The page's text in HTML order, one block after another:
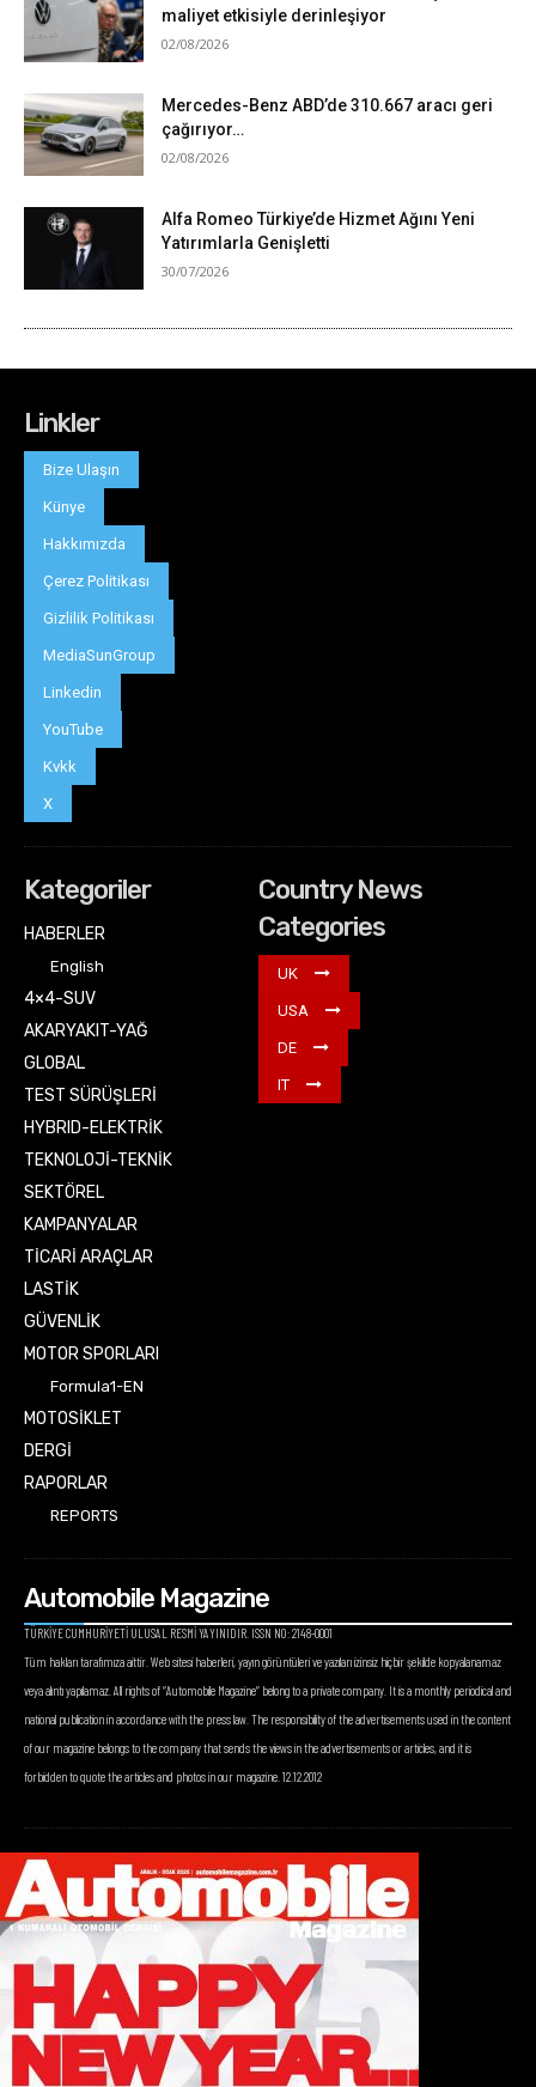
Linkler
Bize Ulaşın
Künye
Hakkımızda
Çerez Politikası
Gizlilik Politikası
MediaSunGroup
Linkedin
YouTube
Kvkk
X
Kategoriler
HABERLER
English
4×4-SUV
AKARYAKIT-YAĞ
GLOBAL
TEST SÜRÜŞLERİ
HYBRID-ELEKTRİK
TEKNOLOJİ-TEKNİK
SEKTÖREL
KAMPANYALAR
TİCARİ ARAÇLAR
LASTİK
GÜVENLİK
MOTOR SPORLARI
Formula1-EN
MOTOSİKLET
DERGİ
RAPORLAR
REPORTS
Country News
Categories
UK
USA
DE
IT
Automobile Magazine
TÜRKİYE CUMHURİYETİ ULUSAL RESMİ YAYINIDIR. ISSN NO: 2148-0001
Tüm hakları tarafımıza aittir. Web sitesi haberleri, yayın görüntüleri ve yazıları izinsiz hiçbir şekilde kopyalanamaz
veya alıntı yapılamaz. All rights of “Automobile Magazine” belong to a private company. It is a monthly periodical and
national publication in accordance with the press law. The responsibility of the advertisements used in the content
of our magazine belongs to the company that sends the views in the advertisements or articles, and it is
forbidden to quote the articles and photos in our magazine. 12.12.2012